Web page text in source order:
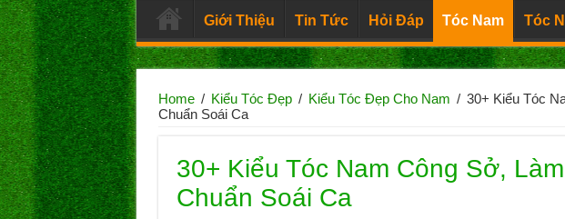
Giới Thiệu Tin Tức Hỏi Đáp Tóc Nam Tóc
Home / Kiểu Tóc Đẹp / Kiểu Tóc Đẹp Cho Nam / 30+ Kiểu Tóc
Chuẩn Soái Ca
30+ Kiểu Tóc Nam Công Sở,
Chuẩn Soái Ca